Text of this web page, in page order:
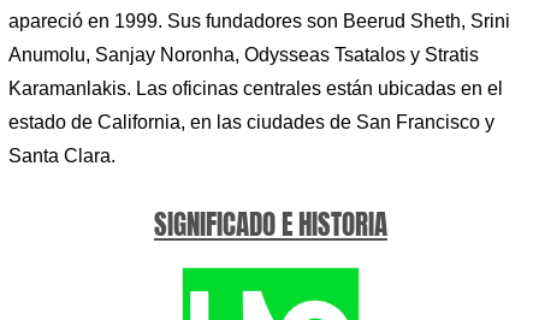
apareció en 1999. Sus fundadores son Beerud Sheth, Srini
Anumolu, Sanjay Noronha, Odysseas Tsatalos y Stratis
Karamanlakis. Las oficinas centrales están ubicadas en el
estado de California, en las ciudades de San Francisco y
Santa Clara.
SIGNIFICADO E HISTORIA